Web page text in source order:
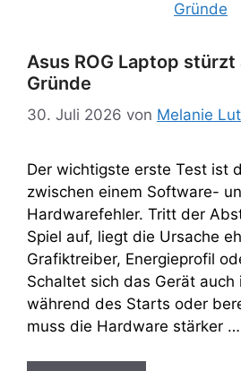
Asus ROG Laptop stürzt
Gründe
30. Juli 2026 von Melanie
Der wichtigste erste Test ist
zwischen einem Software-
Hardwarefehler. Tritt der
Spiel auf, liegt die Ursache
Grafiktreiber, Energieprofil
Schaltet sich das Gerät auch
während des Starts oder
muss die Hardware stärker …